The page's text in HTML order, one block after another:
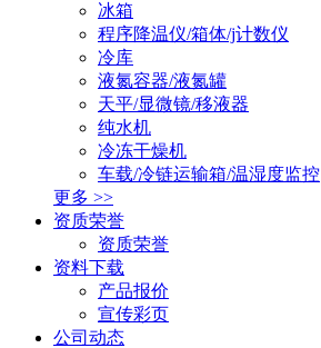
冰箱
程序降温仪/箱体/j计数仪
冷库
液氮容器/液氮罐
天平/显微镜/移液器
纯水机
冷冻干燥机
车载/冷链运输箱/温湿度监控
更多 >>
资质荣誉
资质荣誉
资料下载
产品报价
宣传彩页
公司动态